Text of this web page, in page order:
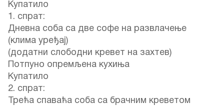
Купатило
1. спрат:
Дневна соба са две софе на развлачење
(клима уређај)
(додатни слободни кревет на захтев)
Потпуно опремљена кухиња
Купатило
2. спрат:
Трећа спаваћа соба са брачним креветом